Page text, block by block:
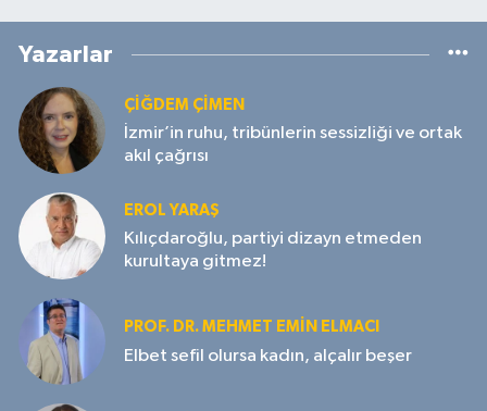
Yazarlar
ÇIĞDEM ÇIMEN
İzmir’in ruhu, tribünlerin sessizliği ve ortak
akıl çağrısı
EROL YARAŞ
Kılıçdaroğlu, partiyi dizayn etmeden
kurultaya gitmez!
PROF. DR. MEHMET EMIN ELMACI
Elbet sefil olursa kadın, alçalır beşer